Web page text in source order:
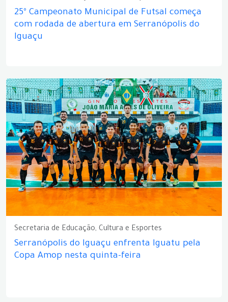
25º Campeonato Municipal de Futsal começa
com rodada de abertura em Serranópolis do
Iguaçu
Secretaria de Educação, Cultura e Esportes
Serranópolis do Iguaçu enfrenta Iguatu pela
Copa Amop nesta quinta-feira